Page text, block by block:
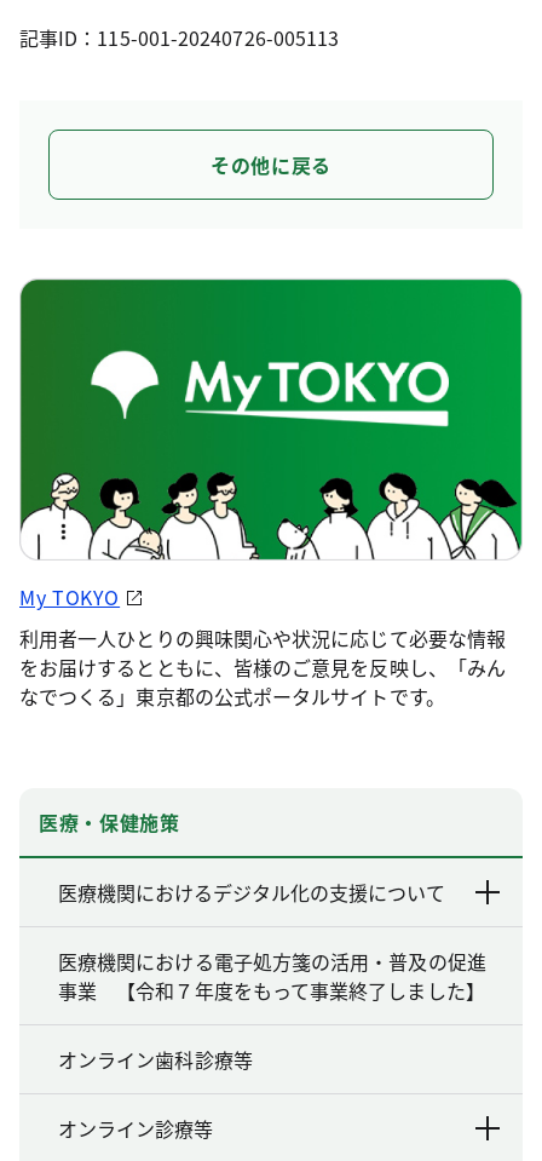
記事ID：115-001-20240726-005113
その他に戻る
My TOKYO
利用者一人ひとりの興味関心や状況に応じて必要な情報
をお届けするとともに、皆様のご意見を反映し、「みん
なでつくる」東京都の公式ポータルサイトです。
医療・保健施策
医療機関におけるデジタル化の支援について
医療機関における電子処方箋の活用・普及の促進
事業 【令和７年度をもって事業終了しました】
オンライン歯科診療等
オンライン診療等